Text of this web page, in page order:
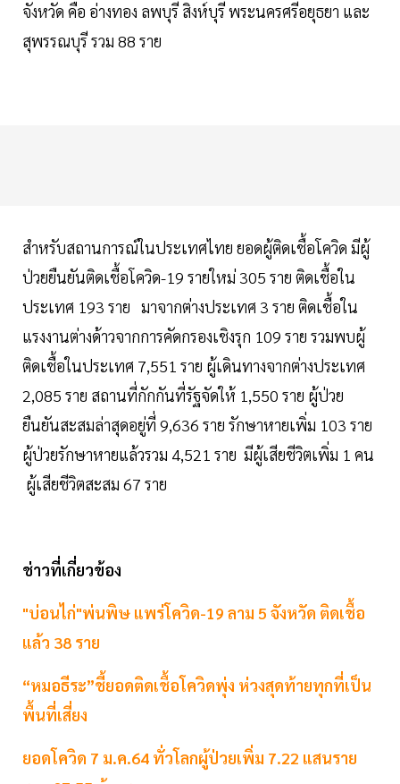
จังหวัด คือ อ่างทอง ลพบุรี สิงห์บุรี พระนครศรีอยุธยา และ
สุพรรณบุรี รวม 88 ราย
สำหรับสถานการณ์ในประเทศไทย ยอดผู้ติดเชื้อโควิด มีผู้
ป่วยยืนยันติดเชื้อโควิด-19 รายใหม่ 305 ราย ติดเชื้อใน
ประเทศ 193 ราย มาจากต่างประเทศ 3 ราย ติดเชื้อใน
แรงงานต่างด้าวจากการคัดกรองเชิงรุก 109 ราย รวมพบผู้
ติดเชื้อในประเทศ 7,551 ราย ผู้เดินทางจากต่างประเทศ
2,085 ราย สถานที่กักกันที่รัฐจัดให้ 1,550 ราย ผู้ป่วย
ยืนยันสะสมล่าสุดอยู่ที่ 9,636 ราย รักษาหายเพิ่ม 103 ราย
ผู้ป่วยรักษาหายแล้วรวม 4,521 ราย มีผู้เสียชีวิตเพิ่ม 1 คน
ผู้เสียชีวิตสะสม 67 ราย
ช่าวที่เกี่ยวข้อง
"บ่อนไก่"พ่นพิษ แพร่โควิด-19 ลาม 5 จังหวัด ติดเชื้อ
แล้ว 38 ราย
“หมอธีระ”ชี้ยอดติดเชื้อโควิดพุ่ง ห่วงสุดท้ายทุกที่เป็น
พื้นที่เสี่ยง
ยอดโควิด 7 ม.ค.64 ทั่วโลกผู้ป่วยเพิ่ม 7.22 แสนราย